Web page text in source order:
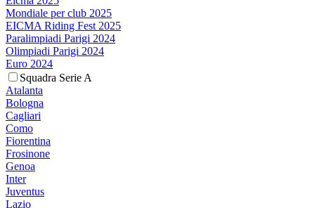
Mondiale per club 2025
EICMA Riding Fest 2025
Paralimpiadi Parigi 2024
Olimpiadi Parigi 2024
Euro 2024
Squadra Serie A
Atalanta
Bologna
Cagliari
Como
Fiorentina
Frosinone
Genoa
Inter
Juventus
Lazio